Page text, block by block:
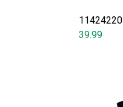
11424220
39.99